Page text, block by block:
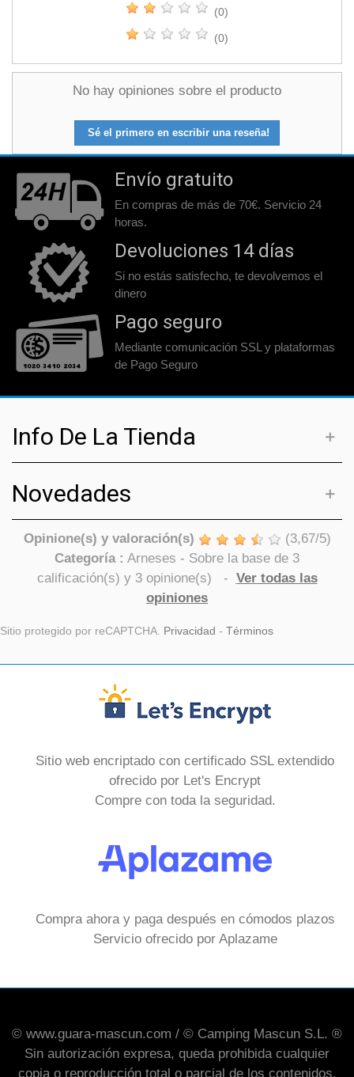
(0)
(0)
No hay opiniones sobre el producto
Sé el primero en escribir una reseña!
Envío gratuito
En compras de más de 70€. Servicio 24
horas.
Devoluciones 14 días
Si no estás satisfecho, te devolvemos el
dinero
Pago seguro
Mediante comunicación SSL y plataformas
de Pago Seguro
Info De La Tienda
Novedades
Opinione(s) y valoración(s) (3,67/5)
Categoría : Arneses - Sobre la base de 3
calificación(s) y 3opinione(s) - Ver todas las
opiniones
Sitio protegido por reCAPTCHA. Privacidad - Términos
Sitio web encriptado con certificado SSL extendido
ofrecido por Let's Encrypt
Compre con toda la seguridad.
Compra ahora y paga después en cómodos plazos
Servicio ofrecido por Aplazame
© www.guara-mascun.com / © Camping Mascun S.L. ®
Sin autorización expresa, queda prohibida cualquier
copia o reproducción total o parcial de los contenidos,